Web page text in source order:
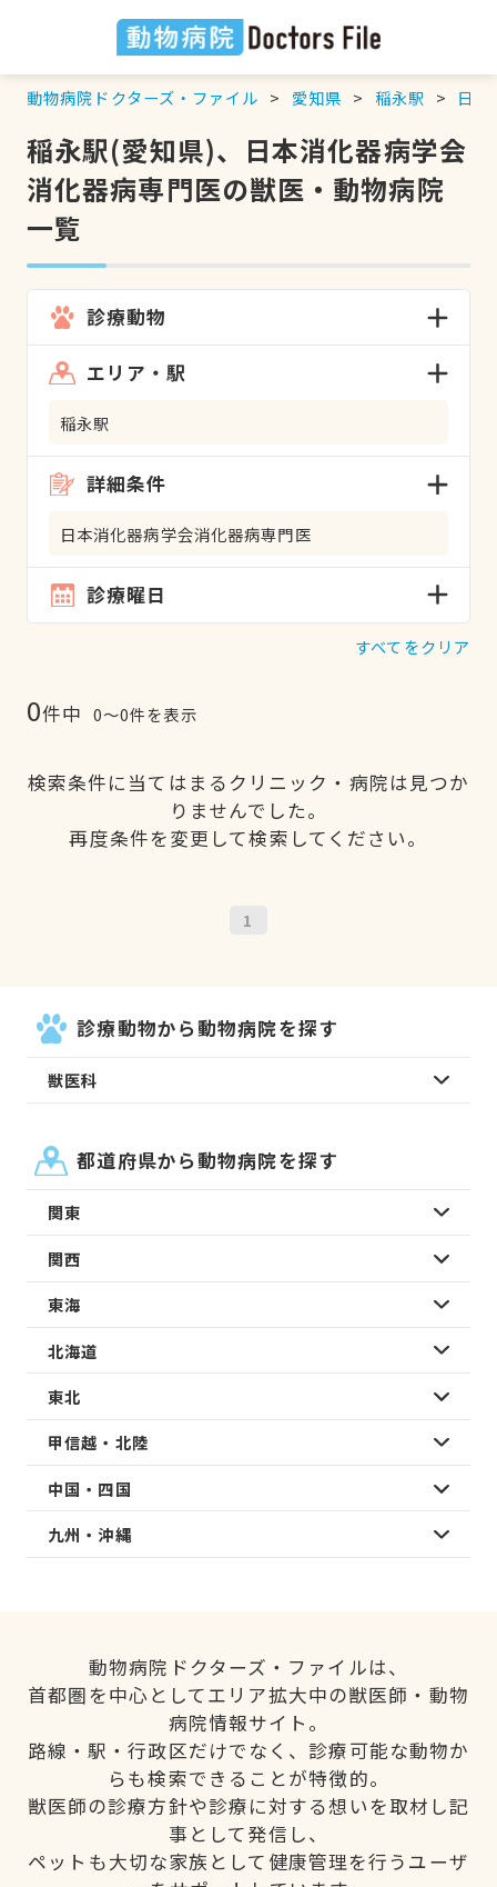
動物病院ドクターズ・ファイル 愛知県 稲永駅 日本
稲永駅(愛知県)、日本消化器病学会
消化器病専門医の獣医・動物病院
一覧
診療動物
エリア・駅
稲永駅
詳細条件
日本消化器病学会消化器病専門医
診療曜日
すべてをクリア
0件中 0〜0件を表示
検索条件に当てはまるクリニック・病院は見つか
りませんでした。
再度条件を変更して検索してください。
1
診療動物から動物病院を探す
獣医科
都道府県から動物病院を探す
関東
関西
東海
北海道
東北
甲信越・北陸
中国・四国
九州・沖縄
動物病院ドクターズ・ファイルは、
首都圏を中心としてエリア拡大中の獣医師・動物
病院情報サイト。
路線・駅・行政区だけでなく、診療可能な動物か
らも検索できることが特徴的。
獣医師の診療方針や診療に対する想いを取材し記
事として発信し、
ペットも大切な家族として健康管理を行うユーザ